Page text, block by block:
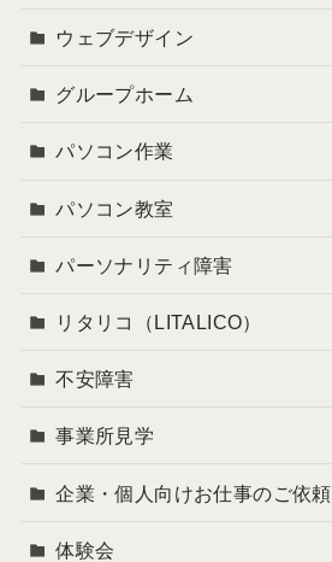
ウェブデザイン
グループホーム
パソコン作業
パソコン教室
パーソナリティ障害
リタリコ（LITALICO）
不安障害
事業所見学
企業・個人向けお仕事のご依頼
体験会